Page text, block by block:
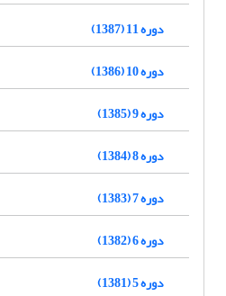
دوره 11 (1387)
دوره 10 (1386)
دوره 9 (1385)
دوره 8 (1384)
دوره 7 (1383)
دوره 6 (1382)
دوره 5 (1381)